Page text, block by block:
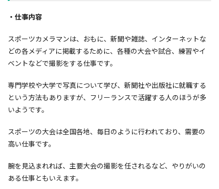
・仕事内容
スポーツカメラマンは、おもに、新聞や雑誌、インターネットな
どの各メディアに掲載するために、各種の大会や試合、練習やイ
ベントなどで撮影をする仕事です。
専門学校や大学で写真について学び、新聞社や出版社に就職する
という方法もありますが、フリーランスで活躍する人のほうが多
いようです。
スポーツの大会は全国各地、毎日のように行われており、需要の
高い仕事です。
腕を見込まれれば、主要大会の撮影を任されるなど、やりがいの
ある仕事ともいえます。